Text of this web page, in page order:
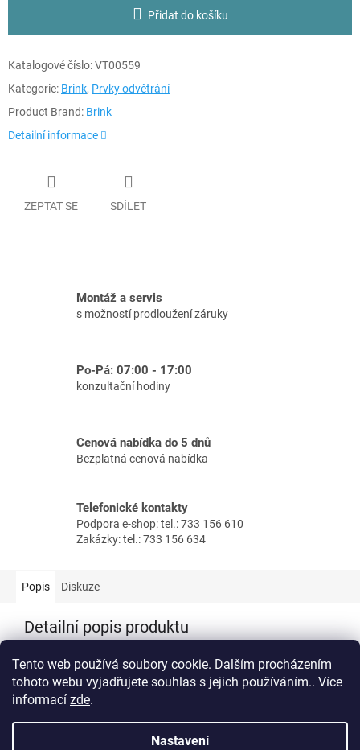
Tento web používá soubory cookie. Dalším procházením
tohoto webu vyjadřujete souhlas s jejich používáním.. Více
informací zde.
Nastavení
Přidat do košíku
Katalogové číslo:VT00559
Kategorie: Brink, Prvky odvětrání
Product Brand: Brink
Detailní informace
ZEPTAT SE SDÍLET
Montáž a servis
s možností prodloužení záruky
Po-Pá: 07:00 - 17:00
konzultační hodiny
Cenová nabídka do 5 dnů
Bezplatná cenová nabídka
Telefonické kontakty
Podpora e-shop: tel.: 733 156 610
Zakázky: tel.: 733 156 634
Popis Diskuze
Detailní popis produktu
DN200
Vytvořil Shoptet